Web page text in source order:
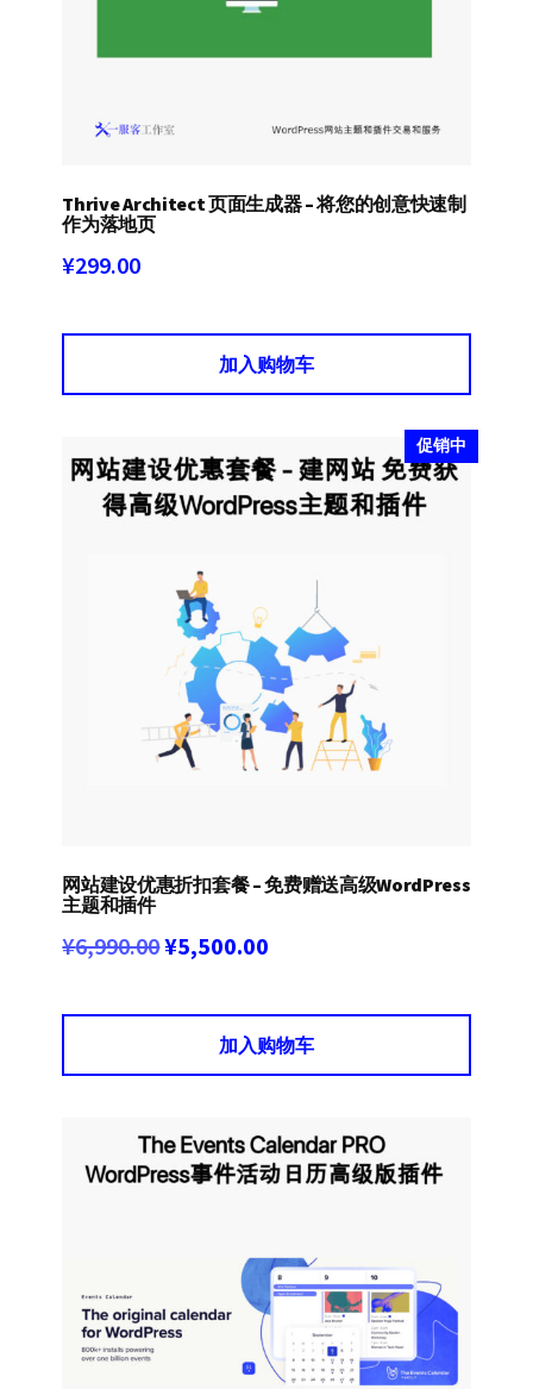
Thrive Architect 页面生成器 – 将您的创意快速制
作为落地页
¥299.00
加入购物车
促销中
网站建设优惠折扣套餐 – 免费赠送高级WordPress
主题和插件
¥6,990.00原
¥6,990.00。
¥5,500.00
格
¥5,500.00。
加入购物车